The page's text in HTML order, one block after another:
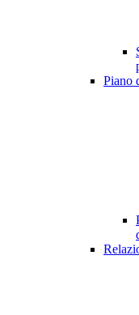
Piano